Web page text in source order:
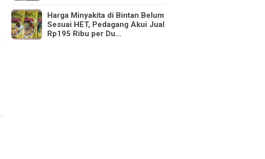
Harga Minyakita di Bintan Belum
Sesuai HET, Pedagang Akui Jual
Rp195 Ribu per Du…